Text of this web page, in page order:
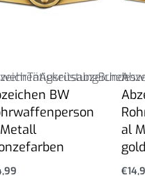
Tätigkeitsabzeichen
Ausrüstung
BW
al
€